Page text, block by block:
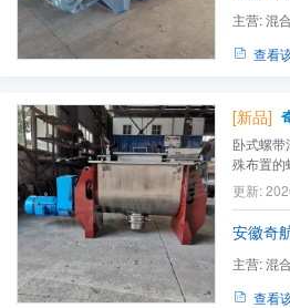
主营:混
查看
[新品]
卧式螺
殊布置的
的螺条将
流、剪
混合均匀
更新:
安徽奇
主营:混
查看